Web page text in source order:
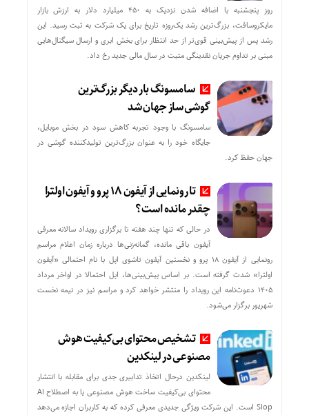
روز پنجشنبه با اضافه شدن نزدیک به ۴۵۰ میلیارد دلار به ارزش بازار
مایکروسافت، بزرگ‌ترین رشد یک‌روزه تاریخ برای یک شرکت به ثبت رسید. این
رشد پس از پیش‌بینی قوی‌تر از حد انتظار برای بخش ابری و ارسال سیگنال‌هایی
مبنی بر تداوم جریان نقدینگی مثبت در سال مالی جدید رخ داد.
سامسونگ بار دیگر بزرگ‌ترین
گوشی‌ساز جهان شد
سامسونگ با وجود تجربه کاهش سود در بخش موبایل،
جایگاه خود را به عنوان بزرگ‌ترین تولیدکننده گوشی در
جهان حفظ کرد.
تا رونمایی از آیفون ۱۸ پرو و آیفون اولترا
چقدر مانده است؟
در حالی که تنها چند هفته تا برگزاری رویداد سالانه معرفی
آیفون باقی مانده، گمانه‌زنی‌ها درباره زمان اعلام مراسم
رونمایی از آیفون ۱۸ پرو و نخستین آیفون تاشوی اپل با نام احتمالی «آیفون
اولترا» شدت گرفته است. بر اساس پیش‌بینی‌ها، اپل احتمالا در اواخر مرداد
۱۴۰۵ دعوت‌نامه این رویداد را منتشر خواهد کرد و مراسم نیز در نیمه نخست
شهریور برگزار می‌شود.
تشخیص محتوای بی‌کیفیت هوش
مصنوعی در لینکدین
لینکدین درحال اتخاذ تدابیری جدی برای مقابله با انتشار
محتوای بی‌کیفیت ساخت هوش مصنوعی یا به اصطلاح AI
Slop است. این شرکت ویژگی جدیدی معرفی کرده که به کاربران اجازه می‌دهد